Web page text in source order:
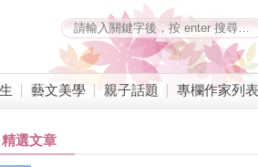
藝文美學 親子話題 專欄作家列表
精選文章